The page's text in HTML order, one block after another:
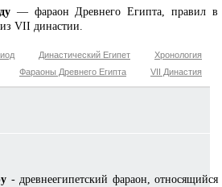
— фараон Древнего Египта, правил в
VII династии.
Хронология
Династический Египет
VII Династия
Фараоны Древнего Египта
- древнеегипетский фараон, относящийся